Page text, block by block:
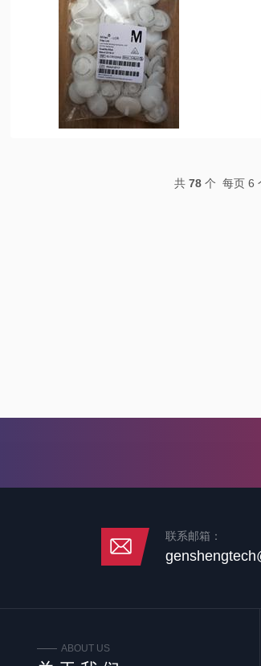
共 78 个 每页 6
联系邮箱：
ABOUT US